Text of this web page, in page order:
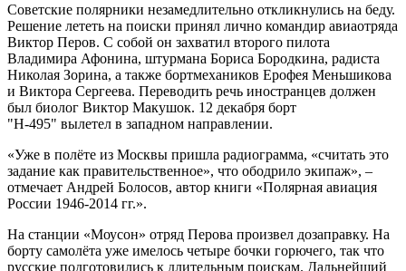
Советские полярники незамедлительно откликнулись на беду.
Решение лететь на поиски принял лично командир авиаотряда
Виктор Перов. С собой он захватил второго пилота
Владимира Афонина, штурмана Бориса Бородкина, радиста
Николая Зорина, а также бортмехаников Ерофея Меньшикова
и Виктора Сергеева. Переводить речь иностранцев должен
был биолог Виктор Макушок. 12 декабря борт
"Н-495" вылетел в западном направлении.
«Уже в полёте из Москвы пришла радиограмма, «считать это
задание как правительственное», что ободрило экипаж», –
отмечает Андрей Болосов, автор книги «Полярная авиация
России 1946-2014 гг.».
На станции «Моусон» отряд Перова произвел дозаправку. На
борту самолёта уже имелось четыре бочки горючего, так что
русские подготовились к длительным поискам. Дальнейший